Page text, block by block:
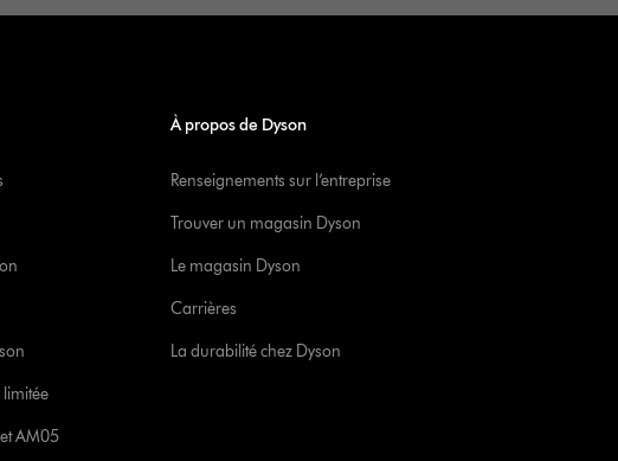
AM05
À propos de Dyson
Renseignements sur l’entreprise
Trouver un magasin Dyson
Le magasin Dyson
Carrières
La durabilité chez Dyson